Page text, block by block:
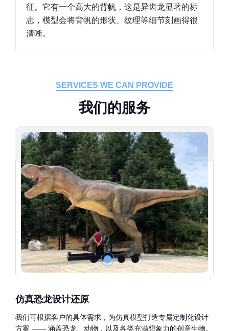
征。它有一个高大的背帆，这是异齿龙显著的标
志，模型会将背帆的形状、纹理等细节刻画得很
清晰。
SERVICES WE CAN PROVIDE
我们的服务
仿真恐龙设计还原
我们可根据客户的具体需求，为仿真模型打造专属定制化设计
方案 —— 涵盖恐龙、动物，以及各类充满想象力的创意生物。